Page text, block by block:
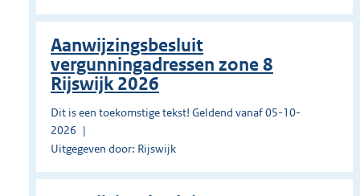
Aanwijzingsbesluit
vergunningadressen zone 8
Rijswijk 2026
Dit is een toekomstige tekst! Geldend vanaf 05-10-
2026
Uitgegeven door: Rijswijk